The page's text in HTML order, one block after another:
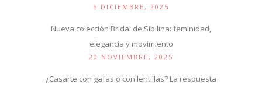
6 DICIEMBRE, 2025
Nueva colección Bridal de Sibilina: feminidad,
elegancia y movimiento
20 NOVIEMBRE, 2025
¿Casarte con gafas o con lentillas? La respuesta